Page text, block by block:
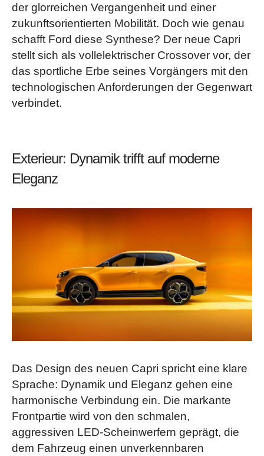
der glorreichen Vergangenheit und einer
zukunftsorientierten Mobilität. Doch wie genau
schafft Ford diese Synthese? Der neue Capri
stellt sich als vollelektrischer Crossover vor, der
das sportliche Erbe seines Vorgängers mit den
technologischen Anforderungen der Gegenwart
verbindet.
Exterieur: Dynamik trifft auf moderne
Eleganz
Das Design des neuen Capri spricht eine klare
Sprache: Dynamik und Eleganz gehen eine
harmonische Verbindung ein. Die markante
Frontpartie wird von den schmalen,
aggressiven LED-Scheinwerfern geprägt, die
dem Fahrzeug einen unverkennbaren